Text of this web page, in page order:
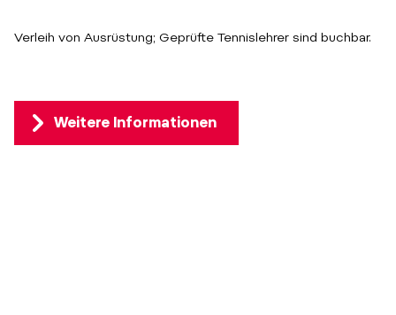
Verleih von Ausrüstung; Geprüfte Tennislehrer sind buchbar.
Weitere Informationen